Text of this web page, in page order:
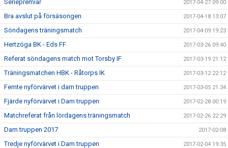
Seriepremiär 2017-04-27 09:00
Bra avslut på försäsongen 2017-04-18 13:07
Söndagens träningsmatch 2017-04-09 19:23
Hertzöga BK - Eds FF 2017-03-26 09:40
Referat söndagens match mot Torsby IF 2017-03-19 21:12
Träningsmatchen HBK - Råtorps IK 2017-03-12 22:12
Femte nyförvärvet i dam truppen 2017-03-05 21:34
Fjärde nyförvärvet i Dam truppen 2017-02-28 00:19
Matchreferat från lördagens träningsmatch 2017-02-26 22:29
Dam truppen 2017 2017-02-08
Tredje nyförvärvet i Dam truppen 2017-02-04 19:35